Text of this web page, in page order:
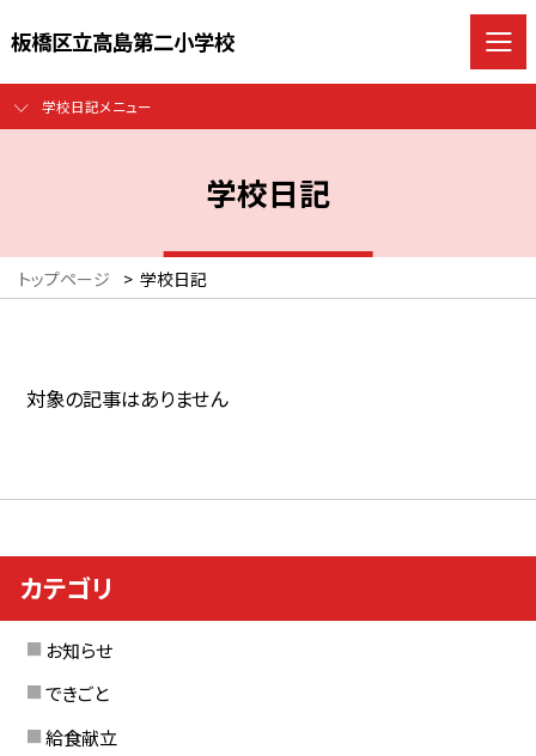
板橋区立高島第二小学校
学校日記メニュー
学校日記
トップページ > 学校日記
対象の記事はありません
カテゴリ
お知らせ
できごと
給食献立